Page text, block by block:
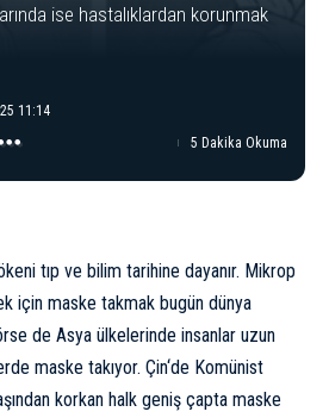
ise hastalıklardan korunmak
11:14
5 Dakika Okuma
tıp ve bilim tarihine dayanır. Mikrop
için maske takmak bugün dünya
de Asya ülkelerinde insanlar uzun
maske takıyor. Çin‘de Komünist
korkan halk geniş çapta maske